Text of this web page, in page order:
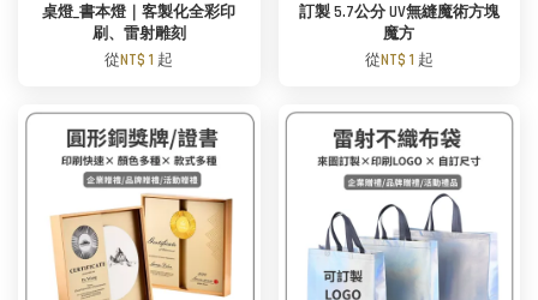
桌燈_書本燈｜客製化全彩印
刷、雷射雕刻
從NT$ 1 起
訂製 5.7公分 UV無縫魔術方塊
魔方
從NT$ 1 起